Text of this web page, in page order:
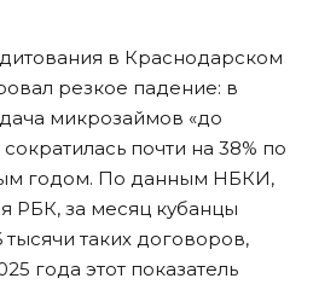
в Краснодарском
резкое падение: в
микрозаймов «до
почти на 38% по
годом. По данным НБКИ,
РБК, за месяц кубанцы
таких договоров,
года этот показатель